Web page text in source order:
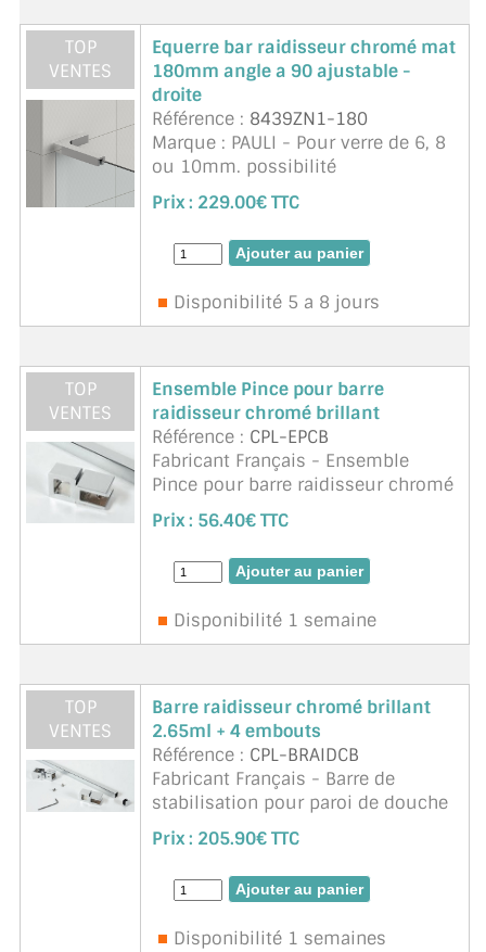
TOP
VENTES
Equerre bar raidisseur chromé mat
180mm angle a 90 ajustable -
droite
Référence : 8439ZN1-180
Marque : PAULI - Pour verre de 6, 8
ou 10mm. possibilité
dâ€˜ajustement. cornière
stabilisatrice avec réglage mural
par trous oblongs. clipsable sur le
chant du verre. sans usinage du ...
Prix : 229.00€ TTC
Disponibilité 5 a 8 jours
TOP
VENTES
Ensemble Pince pour barre
raidisseur chromé brillant
Référence : CPL-EPCB
Fabricant Français - Ensemble
Pince pour barre raidisseur chromé
brillant. Matière aluminium. Existe
en chromé brillant, Noir mat
velours, Blanc 9016 satiné, Inox
brossé, Laiton bros ...suite
Prix : 56.40€ TTC
Disponibilité 1 semaine
TOP
VENTES
Barre raidisseur chromé brillant
2.65ml + 4 embouts
Référence : CPL-BRAIDCB
Fabricant Français - Barre de
stabilisation pour paroi de douche
chromé brillant avec 4 embouts.
Matière aluminium. Existe en
chromé brillant, Noir mat velours,
Blanc 9016 satiné, Inox bros ...
Prix : 205.90€ TTC
Disponibilité 1 semaines